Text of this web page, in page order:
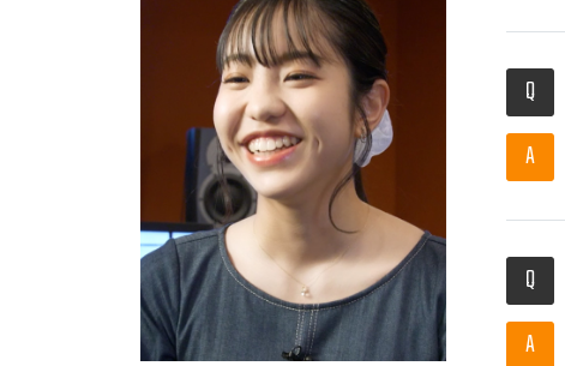
Q
A
Q
A